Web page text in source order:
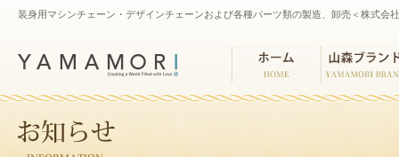
装身用マシンチェーン・デザインチェーンおよび各種パーツ類の製造、卸売＜株式会
ホーム 山森ブランド